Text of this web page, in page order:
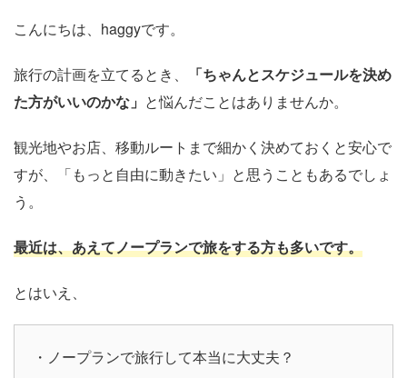
こんにちは、haggyです。
旅行の計画を立てるとき、
「ちゃんとスケジュールを決め
た方がいいのかな」 と悩んだことはありませんか。
観光地やお店、移動ルートまで細かく決めておくと安心で
すが、「もっと自由に動きたい」と思うこともあるでしょ
う。
最近は、あえてノープランで旅をする方も多いです。
とはいえ、
・ノープランで旅行して本当に大丈夫？